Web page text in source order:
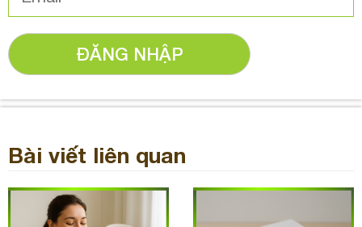
ĐĂNG NHẬP
Bài viết liên quan